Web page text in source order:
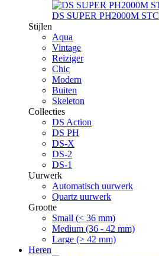
DS SUPER PH2000M STC
Stijlen
Aqua
Vintage
Reiziger
Chic
Modern
Buiten
Skeleton
Collecties
DS Action
DS PH
DS-X
DS-2
DS-1
Uurwerk
Automatisch uurwerk
Quartz uurwerk
Grootte
Small (< 36 mm)
Medium (36 - 42 mm)
Large (> 42 mm)
Heren